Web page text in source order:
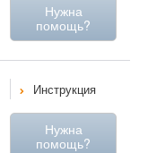
Нужна
помощь?
Инструкция
Нужна
помощь?